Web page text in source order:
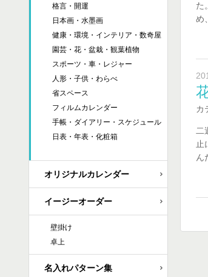
た
め
カ
二
止
ん
格言・開運
日本画・水墨画
健康・環境・インテリア・数奇屋
園芸・花・盆栽・観葉植物
スポーツ・車・レジャー
人形・子供・わらべ
省スペース
フィルムカレンダー
手帳・ダイアリー・スケジュール
日表・年表・化粧箱
オリジナルカレンダー
イージーオーダー
壁掛け
卓上
名入れパターン集